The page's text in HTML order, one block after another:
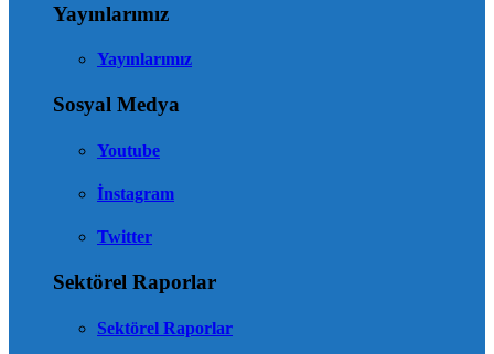
Yayınlarımız
Yayınlarımız
Sosyal Medya
Youtube
İnstagram
Twitter
Sektörel Raporlar
Sektörel Raporlar